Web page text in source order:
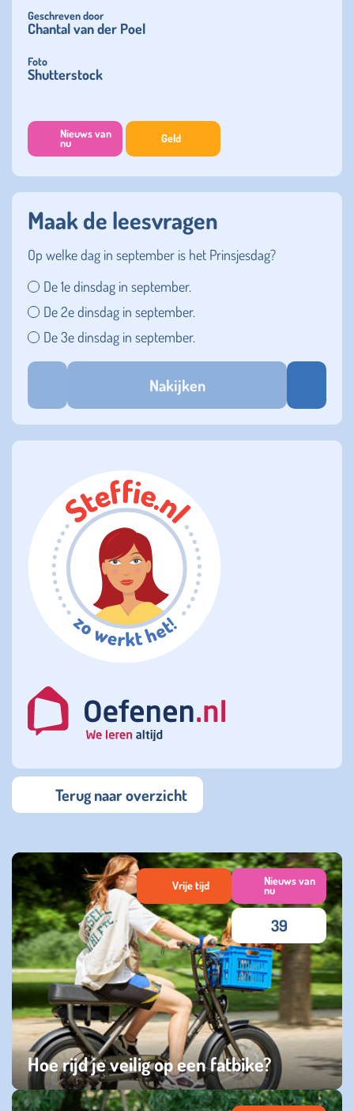
Geschreven door
Chantal van der Poel
Foto
Shutterstock
Nieuws van
nu Geld
Maak de leesvragen
Op welke dag in september is het Prinsjesdag?
De 1e dinsdag in september.
De 2e dinsdag in september.
De 3e dinsdag in september.
Nakijken
Terug naar overzicht
Hoe rijd je veilig op een fatbike?
vrijdag 26 juni 2026
Vrije tijd Nieuws van
nu
39